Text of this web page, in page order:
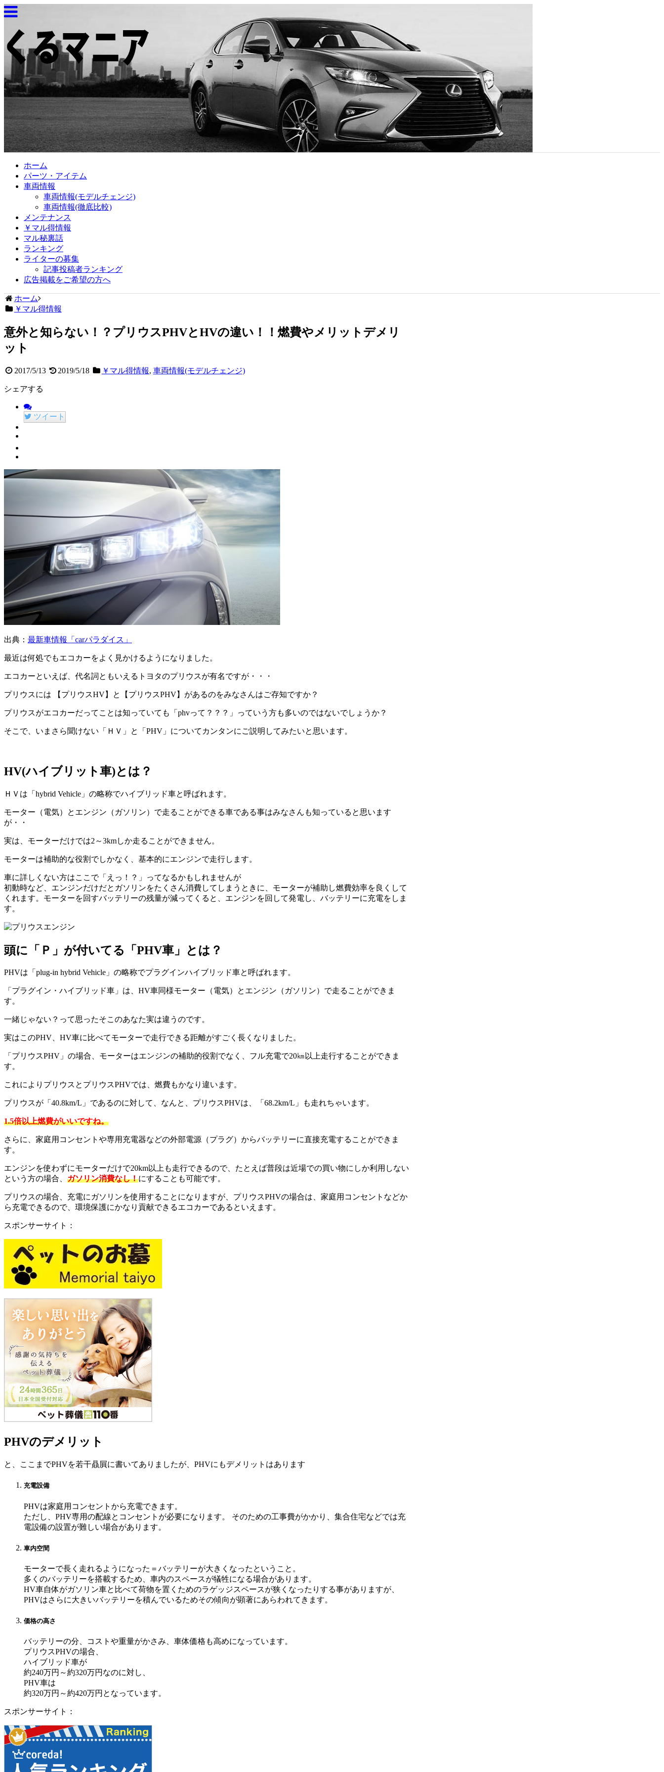
ホーム
パーツ・アイテム
車両情報
車両情報(モデルチェンジ)
車両情報(徹底比較)
メンテナンス
￥マル得情報
マル秘裏話
ランキング
ライターの募集
記事投稿者ランキング
広告掲載をご希望の方へ
ホーム
￥マル得情報
意外と知らない！？プリウスPHVとHVの違い！！燃費やメリットデメリ
ット
2017/5/13 2019/5/18 ￥マル得情報, 車両情報(モデルチェンジ)
シェアする
ツイート
出典： 最新車情報「carパラダイス」
最近は何処でもエコカーをよく見かけるようになりました。
エコカーといえば、代名詞ともいえるトヨタのプリウスが有名ですが・・・
プリウスには 【プリウスHV】と【プリウスPHV】があるのをみなさんはご存知ですか？
プリウスがエコカーだってことは知っていても「phvって？？？」っていう方も多いのではないでしょうか？
そこで、いまさら聞けない「ＨＶ」と「PHV」についてカンタンにご説明してみたいと思います。
HV(ハイブリット車)とは？
ＨＶは「hybrid Vehicle」の略称でハイブリッド車と呼ばれます。
モーター（電気）とエンジン（ガソリン）で走ることができる車である事はみなさんも知っていると思います
が・・
実は、モーターだけでは2～3kmしか走ることができません。
モーターは補助的な役割でしかなく、基本的にエンジンで走行します。
車に詳しくない方はここで「えっ！？」ってなるかもしれませんが
初動時など、エンジンだけだとガソリンをたくさん消費してしまうときに、モーターが補助し燃費効率を良くして
くれます。モーターを回すバッテリーの残量が減ってくると、エンジンを回して発電し、バッテリーに充電をしま
す。
頭に「Ｐ」が付いてる「PHV車」とは？
PHVは「plug-in hybrid Vehicle」の略称でプラグインハイブリッド車と呼ばれます。
「プラグイン・ハイブリッド車」は、HV車同様モーター（電気）とエンジン（ガソリン）で走ることができま
す。
一緒じゃない？って思ったそこのあなた実は違うのです。
実はこのPHV、HV車に比べてモーターで走行できる距離がすごく長くなりました。
「プリウスPHV」の場合、モーターはエンジンの補助的役割でなく、フル充電で20㎞以上走行することができま
す。
これによりプリウスとプリウスPHVでは、燃費もかなり違います。
プリウスが「40.8km/L」であるのに対して、なんと、プリウスPHVは、「68.2km/L」も走れちゃいます。
1.5倍以上燃費がいいですね。
さらに、家庭用コンセントや専用充電器などの外部電源（プラグ）からバッテリーに直接充電することができま
す。
エンジンを使わずにモーターだけで20km以上も走行できるので、たとえば普段は近場での買い物にしか利用しない
という方の場合、 ガソリン消費なし！にすることも可能です。
プリウスの場合、充電にガソリンを使用することになりますが、プリウスPHVの場合は、家庭用コンセントなどか
ら充電できるので、環境保護にかなり貢献できるエコカーであるといえます。
スポンサーサイト：
PHVのデメリット
と、ここまでPHVを若干贔屓に書いてありましたが、PHVにもデメリットはあります
充電設備
PHVは家庭用コンセントから充電できます。
ただし、PHV専用の配線とコンセントが必要になります。 そのための工事費がかかり、集合住宅などでは充
電設備の設置が難しい場合があります。
車内空間
モーターで長く走れるようになった＝バッテリーが大きくなったということ。
多くのバッテリーを搭載するため、車内のスペースが犠牲になる場合があります。
HV車自体がガソリン車と比べて荷物を置くためのラゲッジスペースが狭くなったりする事がありますが、
PHVはさらに大きいバッテリーを積んでいるためその傾向が顕著にあらわれてきます。
価格の高さ
バッテリーの分、コストや重量がかさみ、車体価格も高めになっています。
プリウスPHVの場合、
ハイブリッド車が
約240万円～約320万円なのに対し、
PHV車は
約320万円～約420万円となっています。
スポンサーサイト：